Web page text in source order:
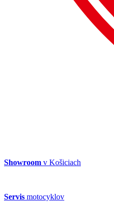
Showroom v Košiciach
Servis motocyklov